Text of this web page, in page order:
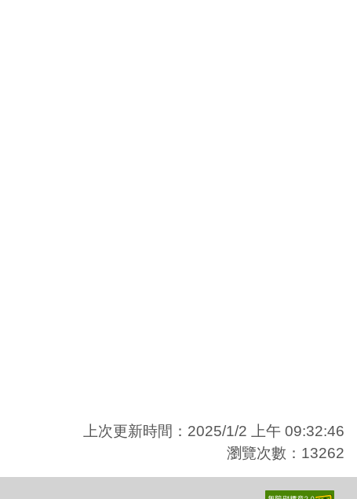
上次更新時間：2025/1/2 上午 09:32:46
瀏覽次數：13262